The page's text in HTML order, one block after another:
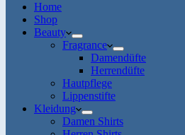
Home
Shop
Beauty
Fragrance
Damendüfte
Herrendüfte
Hautpflege
Lippenstifte
Kleidung
Damen Shirts